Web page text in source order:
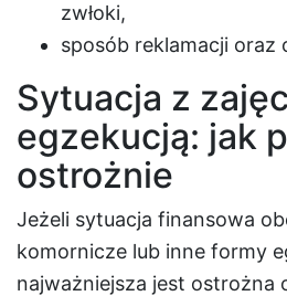
zwłoki,
sposób reklamacji oraz
Sytuacja z
egzekucją: jak
ostrożnie
Jeżeli sytuacja finansowa
komornicze lub inne formy
najważniejsza jest ostrożna